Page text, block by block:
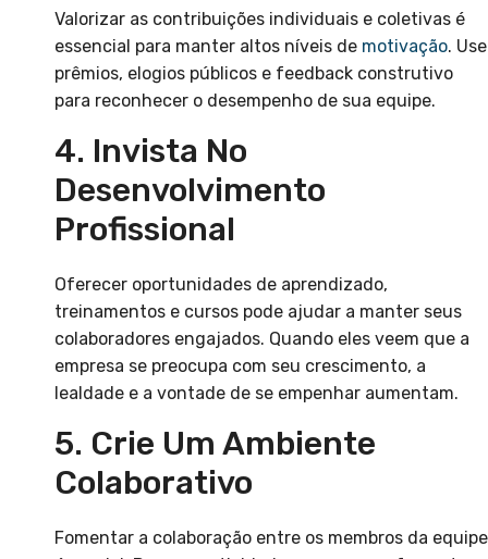
Valorizar as contribuições individuais e coletivas é
essencial para manter altos níveis de motivação. Use
prêmios, elogios públicos e feedback construtivo
para reconhecer o desempenho de sua equipe.
4. Invista No
Desenvolvimento
Profissional
Oferecer oportunidades de aprendizado,
treinamentos e cursos pode ajudar a manter seus
colaboradores engajados. Quando eles veem que a
empresa se preocupa com seu crescimento, a
lealdade e a vontade de se empenhar aumentam.
5. Crie Um Ambiente
Colaborativo
Fomentar a colaboração entre os membros da equipe